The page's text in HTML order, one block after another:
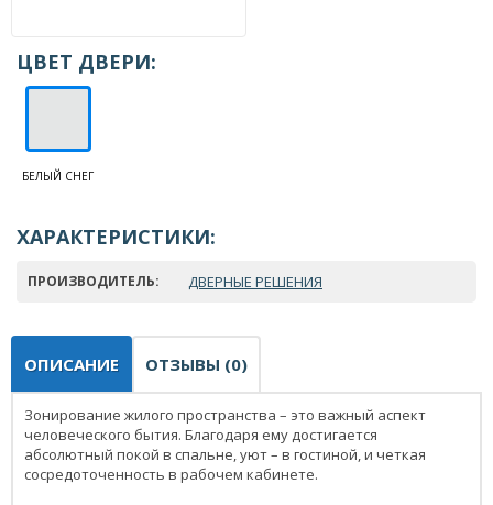
ЦВЕТ ДВЕРИ:
БЕЛЫЙ СНЕГ
ХАРАКТЕРИСТИКИ:
ПРОИЗВОДИТЕЛЬ: ДВЕРНЫЕ РЕШЕНИЯ
ОПИСАНИЕ ОТЗЫВЫ (0)
Зонирование жилого пространства – это важный аспект
человеческого бытия. Благодаря ему достигается
абсолютный покой в спальне, уют – в гостиной, и четкая
сосредоточенность в рабочем кабинете.